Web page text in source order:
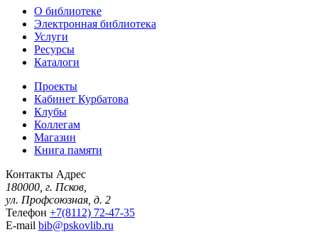
О библиотеке
Электронная библиотека
Услуги
Ресурсы
Каталоги
Проекты
Кабинет Курбатова
Клубы
Коллегам
Магазин
Книга памяти
Контакты Адрес
180000, г. Псков,
ул. Профсоюзная, д. 2
Телефон +7(8112) 72-47-35
E-mail bib@pskovlib.ru